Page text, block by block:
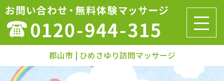
郡山市 | ひめさゆり訪問マッサージ